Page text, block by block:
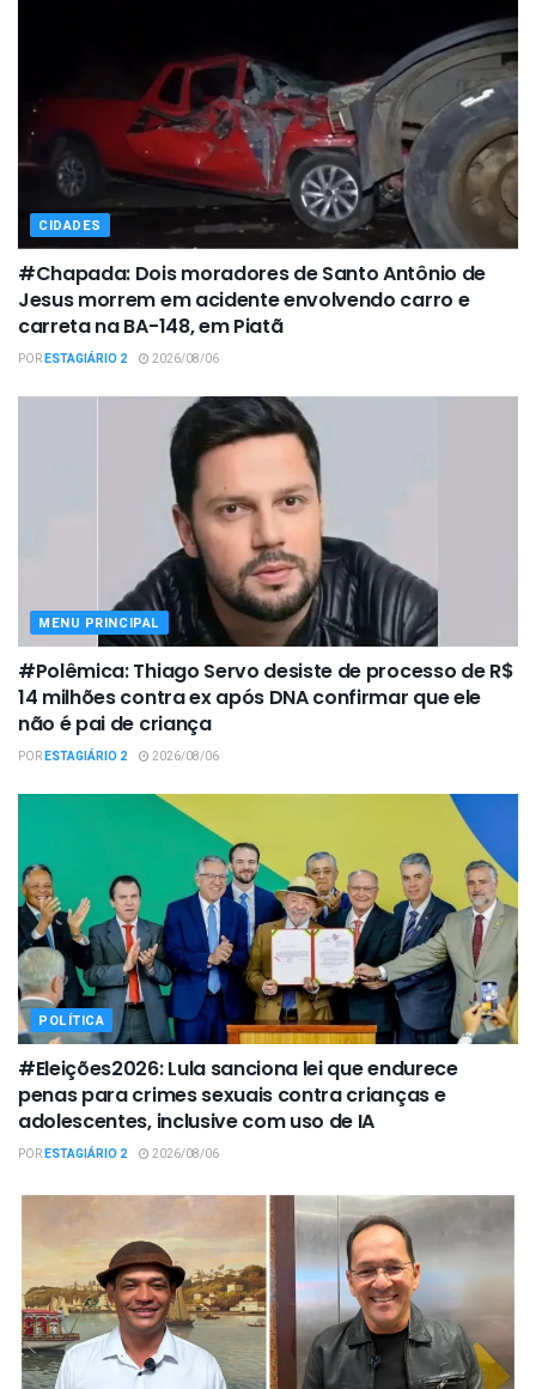
CIDADES
#Chapada: Dois moradores de Santo Antônio de
Jesus morrem em acidente envolvendo carro e
carreta na BA-148, em Piatã
PORESTAGIÁRIO 2 2026/08/06
MENU PRINCIPAL
#Polêmica: Thiago Servo desiste de processo de R$
14 milhões contra ex após DNA confirmar que ele
não é pai de criança
PORESTAGIÁRIO 2 2026/08/06
POLÍTICA
#Eleições2026: Lula sanciona lei que endurece
penas para crimes sexuais contra crianças e
adolescentes, inclusive com uso de IA
PORESTAGIÁRIO 2 2026/08/06